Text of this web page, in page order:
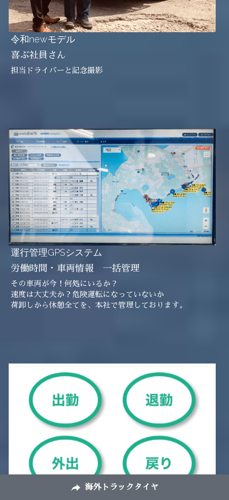
令和newモデル
喜ぶ社員さん
担当ドライバーと記念撮影
運行管理GPSシステム
労働時間・車両情報　一括管理
その車両が今！何処にいるか？
速度は大丈夫か？危険運転になっていないか
荷卸しから休憩全てを、本社で管理しております。
海外トラックタイヤ